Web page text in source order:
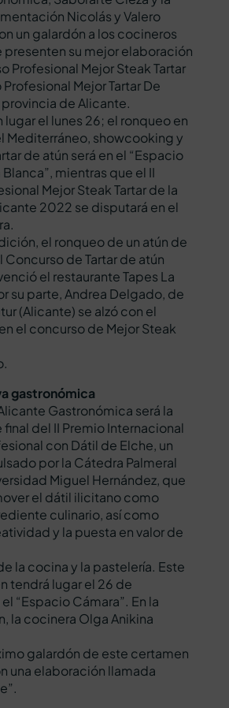
Nicolás y Valero
un galardón a los cocineros
presenten su mejor elaboración
Profesional Mejor Steak Tartar
Mejor Tartar De
provincia de Alicante.
el lunes 26; el ronqueo en
Mediterráneo, showcooking y
de atún será en el “Espacio
mientras que el II
Mejor Steak Tartar de la
2022 se disputará en el
el ronqueo de un atún de
de Tartar de atún
el restaurante Tapes La
su parte, Andrea Delgado, de
(Alicante) se alzó con el
el concurso de Mejor Steak
gastronómica
Gastronómica será la
del II Premio Internacional
con Dátil de Elche, un
por la Cátedra Palmeral
Miguel Hernández, que
el dátil ilicitano como
culinario, así como
y la puesta en valor de
la cocina y la pastelería. Este
tendrá lugar el 26 de
“Espacio Cámara”. En la
la cocinera Olga Anikina
galardón de este certamen
una elaboración llamada